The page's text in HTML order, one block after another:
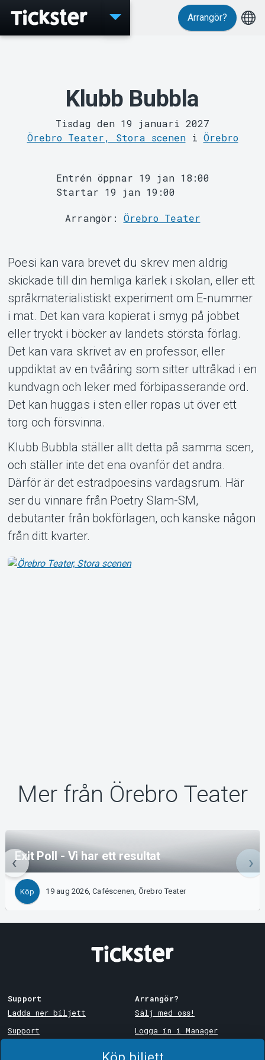
Support
Om Tickster
Arrangör?
Klubb Bubbla
Tisdag den 19 januari 2027
Örebro Teater, Stora sceneni Örebro
Entrén öppnar 19 jan 18:00
Startar 19 jan 19:00
Arrangör: Örebro Teater
Poesi kan vara brevet du skrev men aldrig
skickade till din hemliga kärlek i skolan, eller ett
språkmaterialistiskt experiment om E-nummer
i mat. Det kan vara kopierat i smyg på jobbet
eller tryckt i böcker av landets största förlag.
Det kan vara skrivet av en professor, eller
uppdiktat av en tvååring som sitter uttråkad i en
kundvagn och leker med förbipasserande ord.
Det kan huggas i sten eller ropas ut över ett
torg och försvinna.
Klubb Bubbla ställer allt detta på samma scen,
och ställer inte det ena ovanför det andra.
Därför är det estradpoesins vardagsrum. Här
ser du vinnare från Poetry Slam-SM,
debutanter från bokförlagen, och kanske någon
från ditt kvarter.
Mer från Örebro Teater
Exit Poll - Vi har ett resultat
Köp 19 aug 2026, Caféscenen, Örebro Teater
Support
Ladda ner biljett
Support
Arrangör?
Sälj med oss!
Logga in i Manager